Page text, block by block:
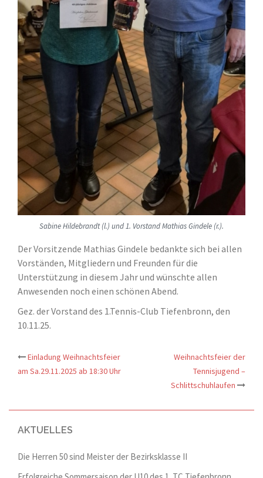
Sabine Hildebrandt (l.) und 1. Vorstand Mathias Gindele (r.).
Der Vorsitzende Mathias Gindele bedankte sich bei allen
Vorständen, Mitgliedern und Freunden für die
Unterstützung in diesem Jahr und wünschte allen
Anwesenden noch einen schönen Abend.
Gez. der Vorstand des 1.Tennis-Club Tiefenbronn, den
10.11.25.
Beitrags-
Einladung Weihnachtsfeier
am Sa.29.11.2025 ab 18:30 Uhr
Weihnachtsfeier der
Tennisjugend –
Schlittschuhlaufen
AKTUELLES
Die Herren 50 sind Meister der Bezirksklasse II